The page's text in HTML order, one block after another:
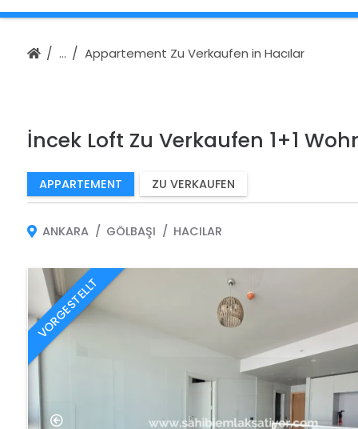
Appartement Zu Verkaufen in Hacılar
İncek Loft Zu Verkaufen 1+1
APPARTEMENT ZU VERKAUFEN
ANKARA GÖLBAŞI HACILAR
VORGESTELLT